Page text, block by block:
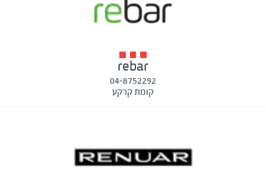
rebar
04-8752292
קומת קרקע